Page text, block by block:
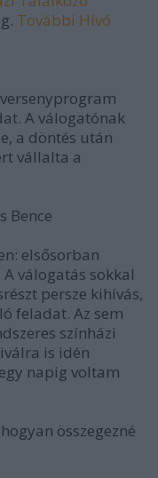
További Hívó
A válogatónak
a döntés után
vállalta a
Bence
elsősorban
válogatás sokkal
persze kihívás,
feladat. Az sem
színházi
is idén
napig voltam
összegezné